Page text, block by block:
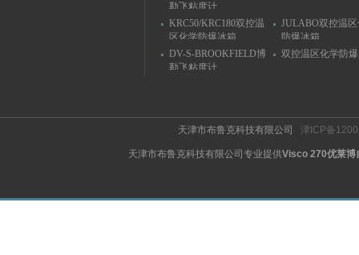
勒飞粘度计
KRC50/KRC180双控温
区化学防爆冰箱
JULABO双控温
防爆冰箱
DV-S-BROOKFIELD博
勒飞粘度计
双控温区化学防
天津市布鲁克科技有限公司 津ICP备
天津市布鲁克科技有限公司专业提供Visco 270优莱博